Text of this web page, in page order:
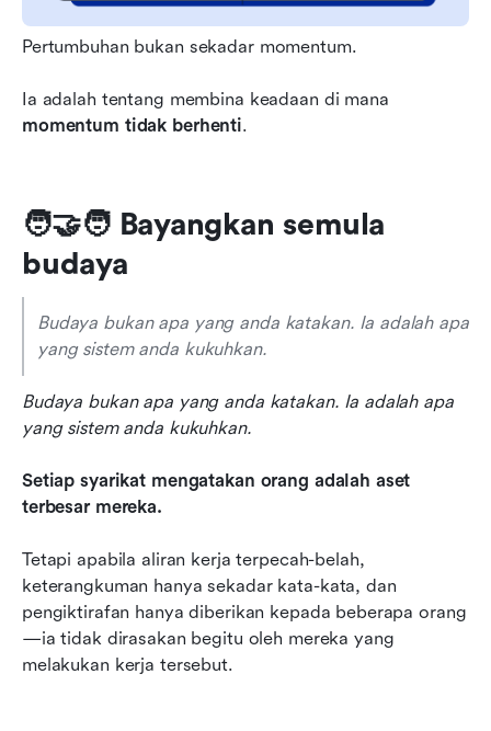
Pertumbuhan bukan sekadar momentum.
momentum tidak berhenti.
🧑‍🤝‍🧑 Bayangkan semula
budaya
Budaya bukan apa yang anda katakan. Ia adalah apa
yang sistem anda kukuhkan.
Budaya bukan apa yang anda katakan. Ia adalah apa
yang sistem anda kukuhkan.
Setiap syarikat mengatakan orang adalah aset
terbesar mereka.
Tetapi apabila aliran kerja terpecah-belah,
keterangkuman hanya sekadar kata-kata, dan
pengiktirafan hanya diberikan kepada beberapa orang
—ia tidak dirasakan begitu oleh mereka yang
melakukan kerja tersebut.